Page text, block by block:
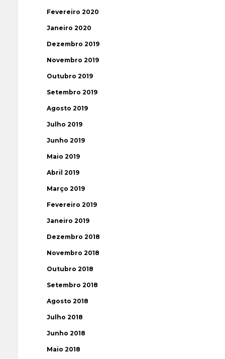
Fevereiro 2020
Janeiro 2020
Dezembro 2019
Novembro 2019
Outubro 2019
Setembro 2019
Agosto 2019
Julho 2019
Junho 2019
Maio 2019
Abril 2019
Março 2019
Fevereiro 2019
Janeiro 2019
Dezembro 2018
Novembro 2018
Outubro 2018
Setembro 2018
Agosto 2018
Julho 2018
Junho 2018
Maio 2018